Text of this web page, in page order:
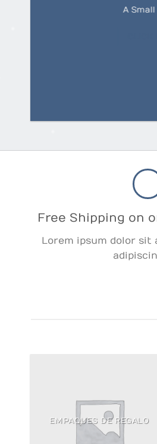
A
Free Shipping on
Lorem ipsum dolor sit
EMPAQUES DE REGALO